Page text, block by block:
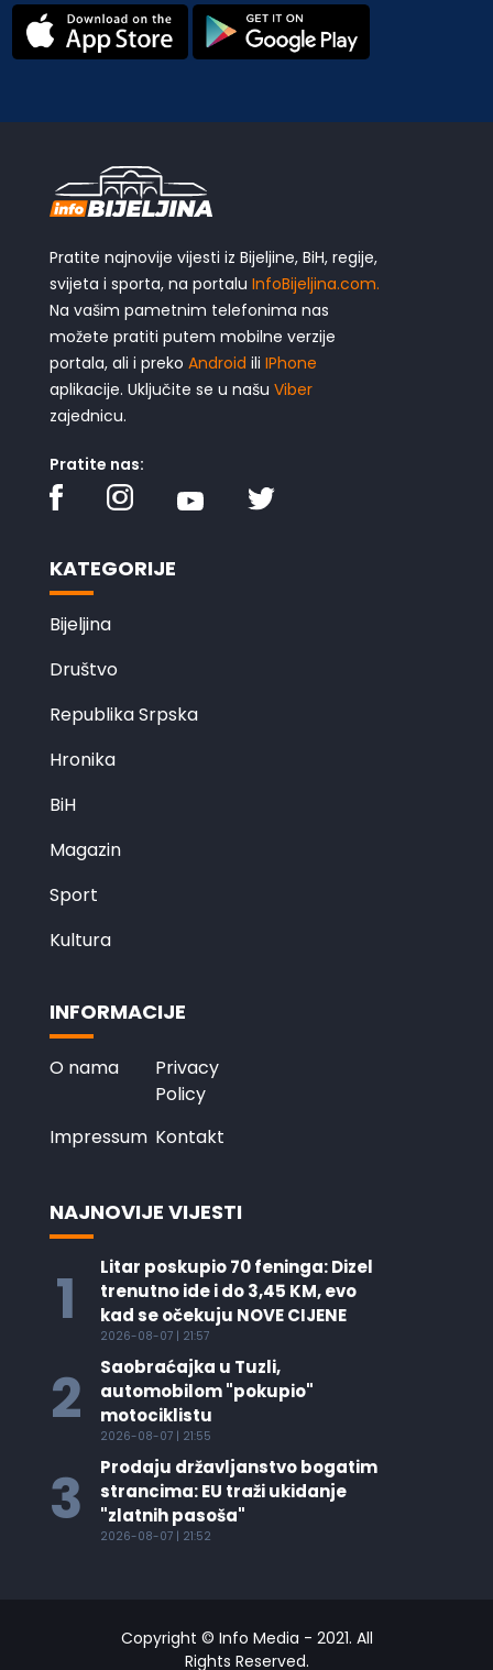
Pratite najnovije vijesti iz Bijeljine, BiH, regije,
svijeta i sporta, na portalu InfoBijeljina.com.
Na vašim pametnim telefonima nas
možete pratiti putem mobilne verzije
portala, ali i preko Android ili IPhone
aplikacije. Uključite se u našu Viber
zajednicu.
Pratite nas:
KATEGORIJE
Bijeljina
Društvo
Republika Srpska
Hronika
BiH
Magazin
Sport
Kultura
INFORMACIJE
O nama
Privacy
Policy
Impressum Kontakt
NAJNOVIJE VIJESTI
1
Litar poskupio 70 feninga: Dizel
trenutno ide i do 3,45 KM, evo
kad se očekuju NOVE CIJENE
2026-08-07 | 21:57
2
Saobraćajka u Tuzli,
automobilom "pokupio"
motociklistu
2026-08-07 | 21:55
3
Prodaju državljanstvo bogatim
strancima: EU traži ukidanje
"zlatnih pasoša"
2026-08-07 | 21:52
Copyright © Info Media - 2021. All
Rights Reserved.